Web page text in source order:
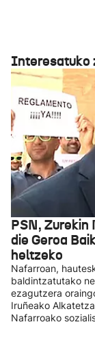
Interesatuko
PSN, Zurekin
die Geroa
heltzeko
Nafarroan,
baldintzatutako
ezagutzera
Iruñeako
Nafarroako